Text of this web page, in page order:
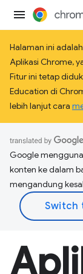
Halaman ini
Aplikasi Chrome,
Fitur ini tetap
Education di
lebih lanjut cara
Google
konten ke dalam
mengandung